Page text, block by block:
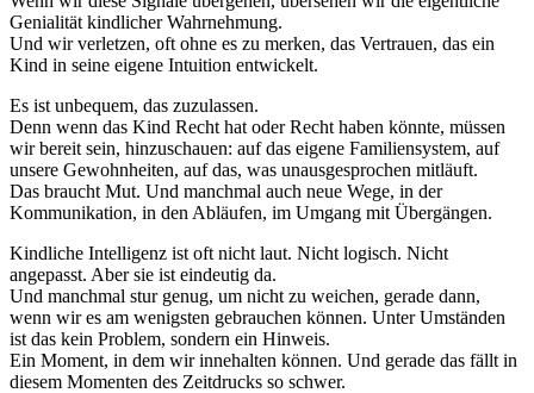
Genialität kindlicher Wahrnehmung.
Und wir verletzen, oft ohne es zu merken, das Vertrauen, das ein
Kind in seine eigene Intuition entwickelt.
Es ist unbequem, das zuzulassen.
Denn wenn das Kind Recht hat oder Recht haben könnte, müssen
wir bereit sein, hinzuschauen: auf das eigene Familiensystem, auf
unsere Gewohnheiten, auf das, was unausgesprochen mitläuft.
Das braucht Mut. Und manchmal auch neue Wege, in der
Kommunikation, in den Abläufen, im Umgang mit Übergängen.
Kindliche Intelligenz ist oft nicht laut. Nicht logisch. Nicht
angepasst. Aber sie ist eindeutig da.
Und manchmal stur genug, um nicht zu weichen, gerade dann,
wenn wir es am wenigsten gebrauchen können. Unter Umständen
ist das kein Problem, sondern ein Hinweis.
Ein Moment, in dem wir innehalten können. Und gerade das fällt in
diesem Momenten des Zeitdrucks so schwer.